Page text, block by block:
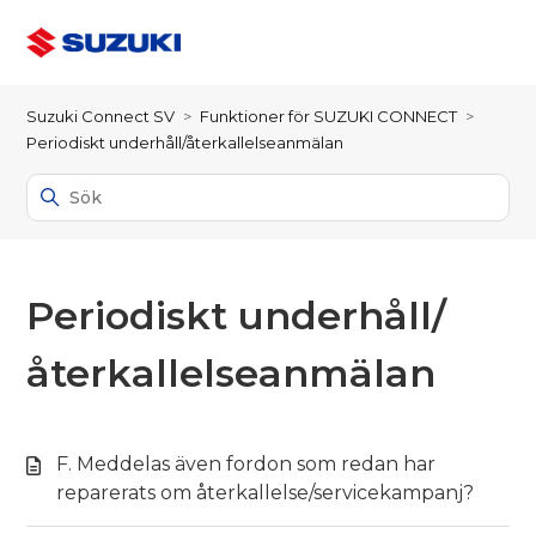
Suzuki Connect SV
Funktioner för SUZUKI CONNECT
Periodiskt underhåll/återkallelseanmälan
Periodiskt underhåll/
återkallelseanmälan
F. Meddelas även fordon som redan har
reparerats om återkallelse/servicekampanj?